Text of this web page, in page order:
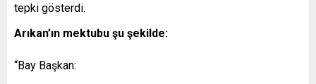
tepki gösterdi.
Arıkan’ın mektubu şu şekilde:
“Bay Başkan: